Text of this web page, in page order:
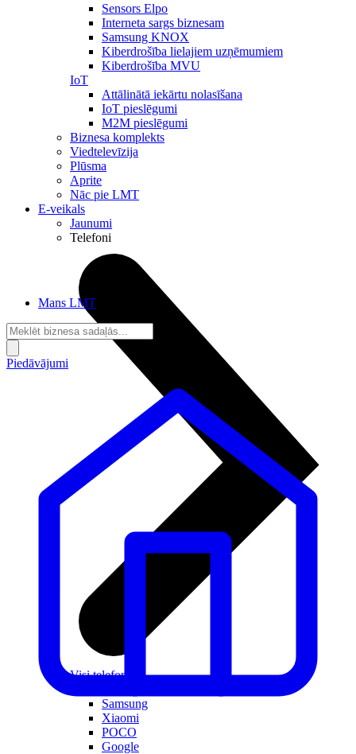
Sensors Elpo
Interneta sargs biznesam
Samsung KNOX
Kiberdrošība lielajiem uzņēmumiem
Kiberdrošība MVU
IoT
Attālinātā iekārtu nolasīšana
IoT pieslēgumi
M2M pieslēgumi
Biznesa komplekts
Viedtelevīzija
Plūsma
Aprite
Nāc pie LMT
E-veikals
Jaunumi
Telefoni
Visi telefoni
Samsung
Xiaomi
POCO
Google
Mans LMT
Piedāvājumi